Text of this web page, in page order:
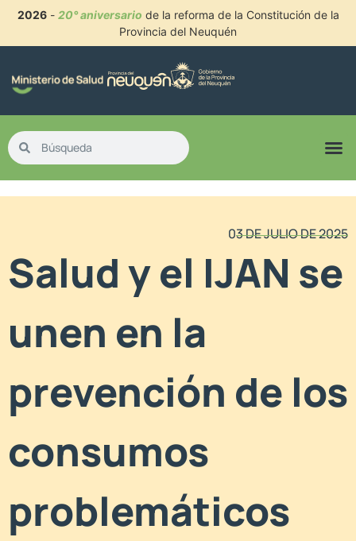
2026- 20° aniversario de la reforma de la Constitución de la
Provincia del Neuquén
03 DE JULIO DE 2025
Salud y el IJAN se
unen en la
prevención de los
consumos
problemáticos